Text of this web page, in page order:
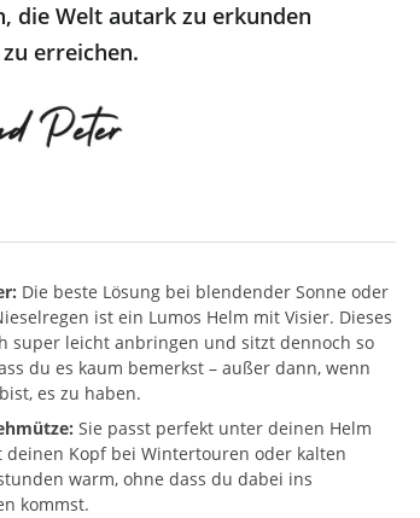
die Welt autark zu erkunden
erreichen.
Die beste Lösung bei blendender Sonne oder
ist ein Lumos Helm mit Visier. Dieses
super leicht anbringen und sitzt dennoch so
du es kaum bemerkst – außer dann, wenn
es zu haben.
Sie passt perfekt unter deinen Helm
deinen Kopf bei Wintertouren oder kalten
warm, ohne dass du dabei ins
kommst.